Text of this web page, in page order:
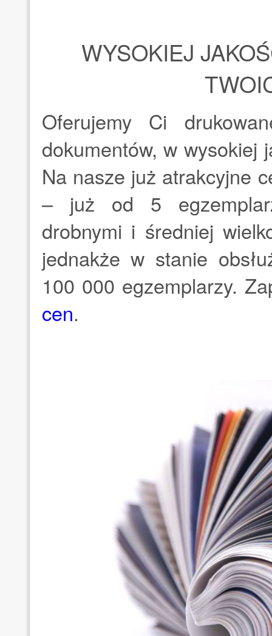
WYSOKIEJ
Oferujemy Ci
dokumentów, w wysokiej
Na nasze już atrakcyjne
– już od 5
drobnymi i średniej
jednakże w stanie
100 000 egzemplarzy.
cen.